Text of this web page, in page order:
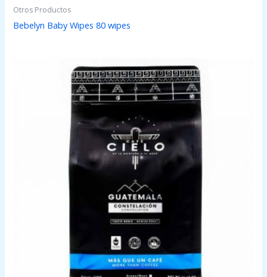
Otros Productos
Bebelyn Baby Wipes 80 wipes